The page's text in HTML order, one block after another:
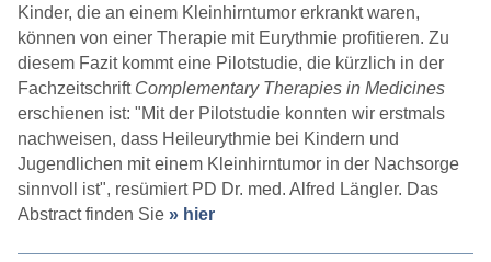
Kinder, die an einem Kleinhirntumor erkrankt waren,
können von einer Therapie mit Eurythmie profitieren. Zu
diesem Fazit kommt eine Pilotstudie, die kürzlich in der
Fachzeitschrift Complementary Therapies in Medicines
erschienen ist: "Mit der Pilotstudie konnten wir erstmals
nachweisen, dass Heileurythmie bei Kindern und
Jugendlichen mit einem Kleinhirntumor in der Nachsorge
sinnvoll ist", resümiert PD Dr. med. Alfred Längler. Das
Abstract finden Sie » hier